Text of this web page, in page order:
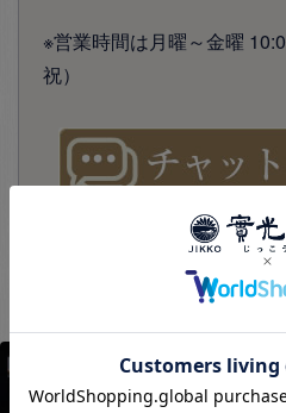
※営業時間は月曜～金曜
祝）